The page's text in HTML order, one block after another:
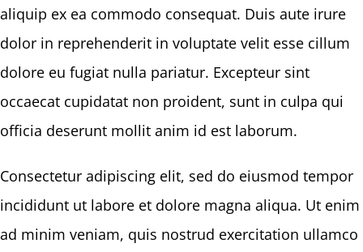
aliquip ex ea commodo consequat. Duis aute irure
dolor in reprehenderit in voluptate velit esse cillum
dolore eu fugiat nulla pariatur. Excepteur sint
occaecat cupidatat non proident, sunt in culpa qui
officia deserunt mollit anim id est laborum.
Consectetur adipiscing elit, sed do eiusmod tempor
incididunt ut labore et dolore magna aliqua. Ut enim
ad minim veniam, quis nostrud exercitation ullamco